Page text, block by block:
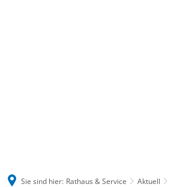
Sie sind hier: Rathaus & Service Aktuell